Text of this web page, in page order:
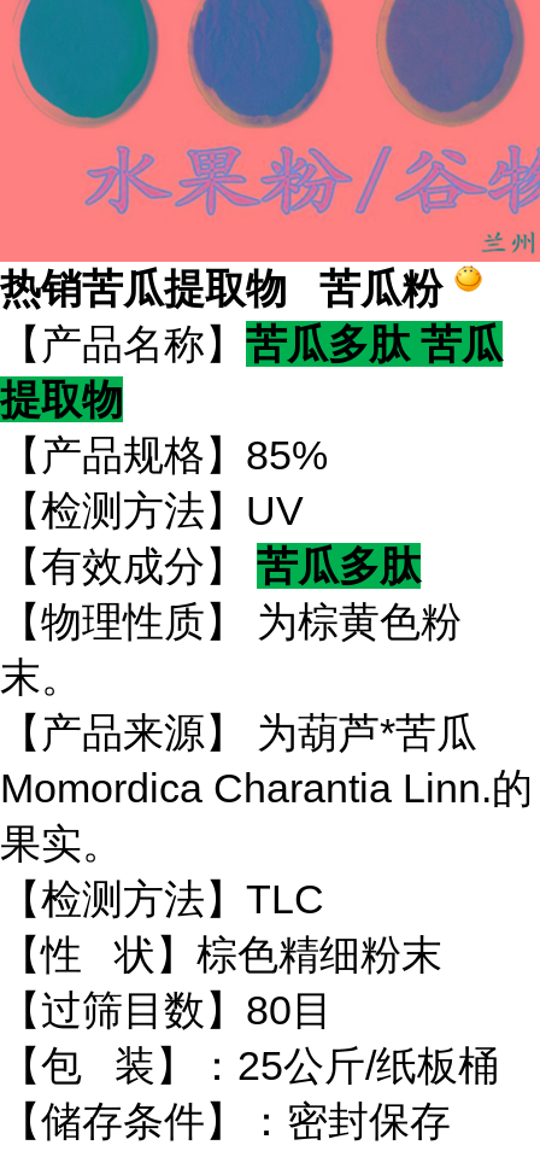
热销苦瓜提取物 苦瓜粉
【产品名称】 苦瓜多肽 苦瓜
提取物
【产品规格】85%
【检测方法】UV
【有效成分】 苦瓜多肽
【物理性质】 为棕黄色粉
末。
【产品来源】 为葫芦*苦瓜
Momordica Charantia Linn.的
果实。
【检测方法】TLC
【性 状】棕色精细粉末
【过筛目数】80目
【包 装】：25公斤/纸板桶
【储存条件】：密封保存